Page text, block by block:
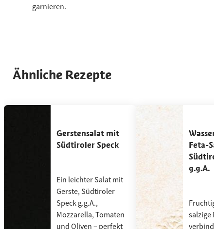
garnieren.
Ähnliche Rezepte
Gerstensalat mit
Südtiroler Speck
Ein leichter Salat mit
Gerste, Südtiroler
Speck g.g.A.,
Mozzarella, Tomaten
und Oliven – perfekt
Feta-
g.g.A.
salzige